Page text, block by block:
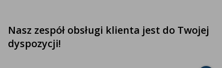
Nasz zespół obsługi klienta jest do Twojej
dyspozycji!